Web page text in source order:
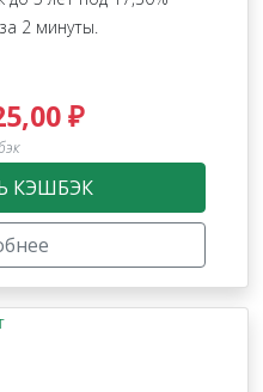
2 минуты.
₽
КЭШБЭК